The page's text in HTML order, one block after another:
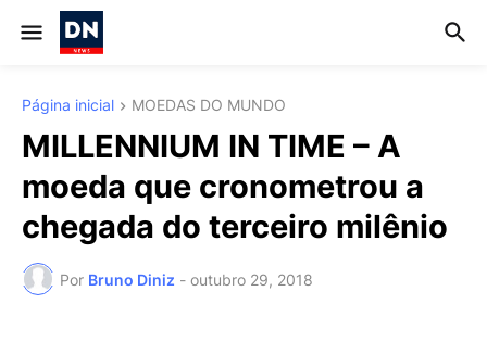
Página inicial MOEDAS DO MUNDO
MILLENNIUM IN TIME – A
moeda que cronometrou a
chegada do terceiro milênio
Por Bruno Diniz - outubro 29, 2018